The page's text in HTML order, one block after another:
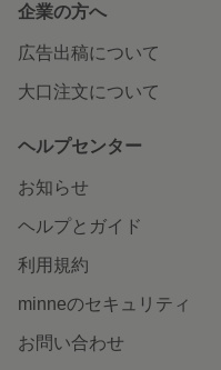
企業の方へ
広告出稿について
大口注文について
ヘルプセンター
お知らせ
ヘルプとガイド
利用規約
minneのセキュリティ
お問い合わせ